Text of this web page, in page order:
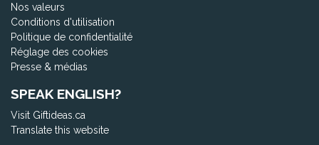
Nos valeurs
Conditions d'utilisation
Politique de confidentialité
Réglage des cookies
Presse & médias
SPEAK ENGLISH?
Visit Giftideas.ca
Translate this website